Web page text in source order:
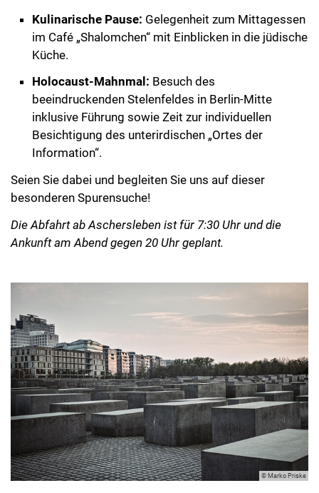
Kulinarische Pause: Gelegenheit zum Mittagessen
im Café „Shalomchen“ mit Einblicken in die jüdische
Küche.
Holocaust-Mahnmal: Besuch des
beeindruckenden Stelenfeldes in Berlin-Mitte
inklusive Führung sowie Zeit zur individuellen
Besichtigung des unterirdischen „Ortes der
Information“.
Seien Sie dabei und begleiten Sie uns auf dieser
besonderen Spurensuche!
Die Abfahrt ab Aschersleben ist für 7:30 Uhr und die
Ankunft am Abend gegen 20 Uhr geplant.
© Marko Priske